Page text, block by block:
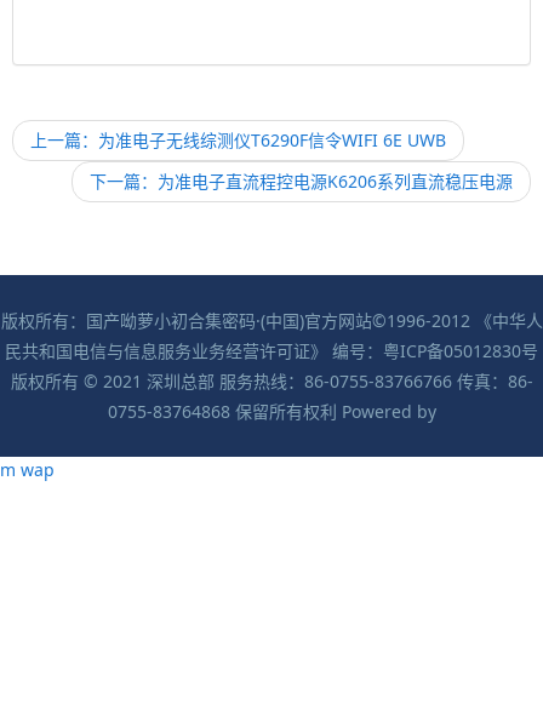
上一篇：为准电子无线综测仪T6290F信令WIFI 6E UWB
下一篇：为准电子直流程控电源K6206系列直流稳压电源
版权所有：国产呦萝小初合集密码·(中国)官方网站©1996-2012 《中华人
民共和国电信与信息服务业务经营许可证》 编号：粤ICP备05012830号
版权所有 © 2021 深圳总部 服务热线：86-0755-83766766 传真：86-
0755-83764868 保留所有权利 Powered by
m wap